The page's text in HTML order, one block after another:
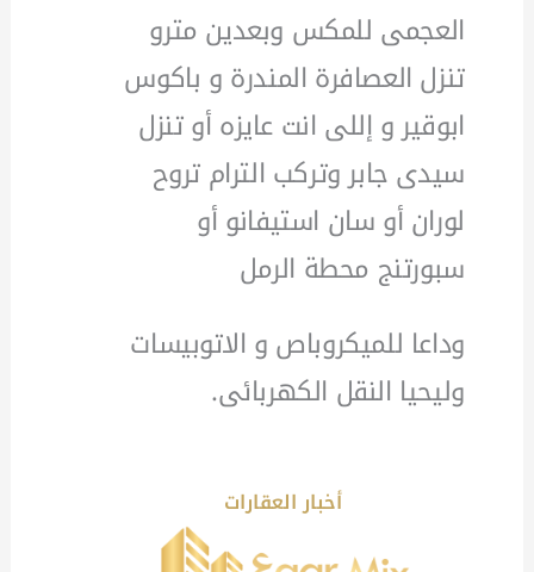
العجمى للمكس وبعدين مترو
تنزل العصافرة المندرة و باكوس
ابوقير و إللى انت عايزه أو تنزل
سيدى جابر وتركب الترام تروح
لوران أو سان استيفانو أو
سبورتنج محطة الرمل
وداعا للميكروباص و الاتوبيسات
وليحيا النقل الكهربائى.
أخبار العقارات